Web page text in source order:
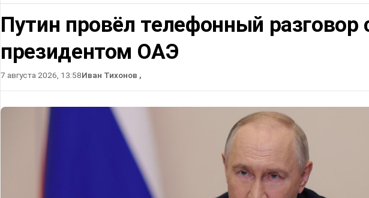
Путин провёл телефонный разговор
президентом ОАЭ
7 августа 2026, 13:58Иван Тихонов ,